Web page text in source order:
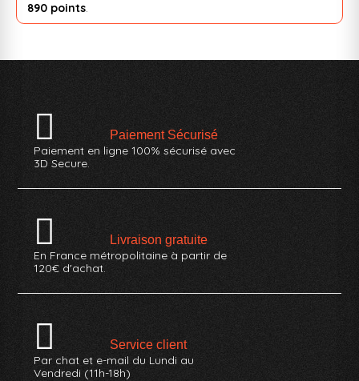
890 points.
Paiement Sécurisé
Paiement en ligne 100% sécurisé avec
3D Secure.
Livraison gratuite
En France métropolitaine à partir de
120€ d'achat.
Service client
Par chat et e-mail du Lundi au
Vendredi (11h-18h)